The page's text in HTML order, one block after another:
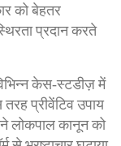
को बेहतर
प्रदान करते
केस‑स्टडीज़ में
प्रीवेंटिव उपाय
लोकपाल कानून को